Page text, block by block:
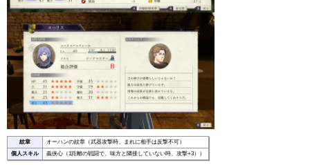
紋章
オーハンの紋章（武器攻撃時、まれに相手は反撃不可）
個人スキル
義侠心（1距離の戦闘で、味方と隣接していない時、攻撃+3））